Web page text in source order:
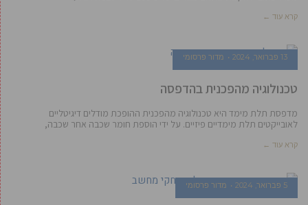
קרא עוד ←
13 פברואר, 2024 מדור פרסומי
טכנולוגיה מהפכנית בהדפסה
מדפסת תלת מימד היא טכנולוגיה מהפכנית ההופכת מודלים דיגיטליים
לאובייקטים תלת מימדיים פיזיים. על ידי הוספת חומר שכבה אחר שכבה,
קרא עוד ←
5 פברואר, 2024 מדור פרסומי